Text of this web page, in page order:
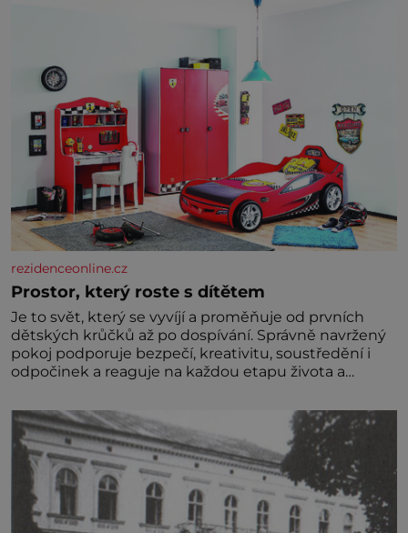
dávných lidí nesmírně dobře zachovalá, přičítají
odborníci zdejším klimatickým podmínkám. Sucho,
rezidenceonline.cz
Prostor, který roste s dítětem
Je to svět, který se vyvíjí a proměňuje od prvních
dětských krůčků až po dospívání. Správně navržený
pokoj podporuje bezpečí, kreativitu, soustředění i
odpočinek a reaguje na každou etapu života a
jednoduchost, měkkost a bezpečí, proto by pokoj
miminka měl působit především klidně a útulně.
Předškolní věk je